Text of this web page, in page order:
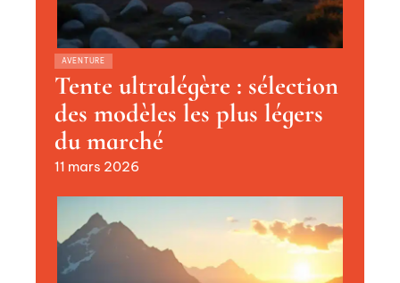
AVENTURE
Tente ultralégère : sélection
des modèles les plus légers
du marché
11 mars 2026